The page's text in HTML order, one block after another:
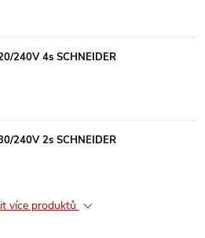
240V 4s SCHNEIDER
240V 2s SCHNEIDER
více produktů